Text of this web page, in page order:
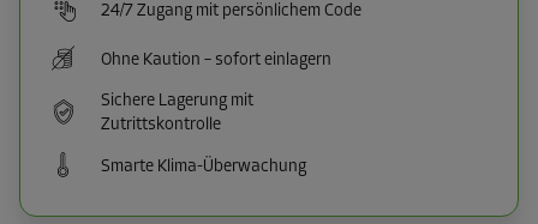
24/7 Zugang mit persönlichem Code
Ohne Kaution – sofort einlagern
Sichere Lagerung mit
Zutrittskontrolle
Smarte Klima-Überwachung